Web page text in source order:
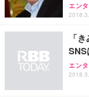
エン
「
SNS
エン